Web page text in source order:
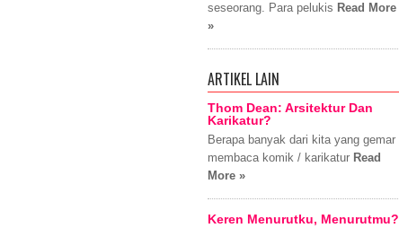
seseorang. Para pelukis Read More
»
ARTIKEL LAIN
Thom Dean: Arsitektur Dan
Karikatur?
Berapa banyak dari kita yang gemar
membaca komik / karikatur Read
More »
Keren Menurutku, Menurutmu?